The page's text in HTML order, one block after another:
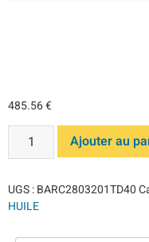
485.56€
Ajouter au
UGS :BARC2803201TD40
HUILE